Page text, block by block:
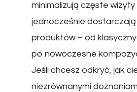
minimalizują częste
jednocześnie
produktów – od
po nowoczesne
Jeśli chcesz odkryć, jak
niezrównanymi